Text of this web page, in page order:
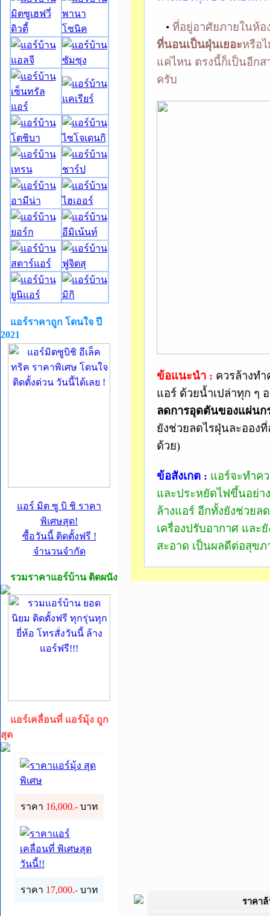
แอร์ราคาถูก โดนใจ ปี
2021
แอร์ มิต ซู บิ ชิ ราคา
พิเศษสุด!
ซื้อวันนี้ ติดตั้งฟรี !
จำนวนจำกัด
รวมราคาแอร์บ้าน ติดผนัง
แอร์เคลื่อนที่ แอร์มุ้ง ถูก
สุด
ราคา 16,000.-บาท
ราคา 17,000.-บาท
•ที่อยู่อาศัยภายในห้อ
ที่นอนเป็นฝุ่นเยอะหรือ
แค่ไหน ตรงนี้ก็เป็นอีกส
ครับ
ข้อแนะนำ : ควรล้างท
แอร์ ด้วยน้ำเปล่าทุก ๆ
ลดการอุดตันของแผ่นก
ยังช่วยลดไรฝุ่นละออง
ด้วย)
ข้อสังเกต : แอร์จะทำค
และประหยัดไฟขึ้นอย่า
ล้างแอร์ อีกทั้งยังช่วยล
เครื่องปรับอากาศ และ
สะอาด เป็นผลดีต่อสุขภ
ราคา